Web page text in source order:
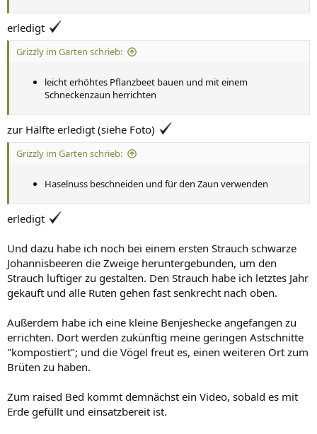
erledigt
Grizzly im Garten schrieb:
leicht erhöhtes Pflanzbeet bauen und mit einem
Schneckenzaun herrichten
zur Hälfte erledigt (siehe Foto)
Grizzly im Garten schrieb:
Haselnuss beschneiden und für den Zaun verwenden
erledigt
Und dazu habe ich noch bei einem ersten Strauch schwarze
Johannisbeeren die Zweige heruntergebunden, um den
Strauch luftiger zu gestalten. Den Strauch habe ich letztes Jahr
gekauft und alle Ruten gehen fast senkrecht nach oben.
Außerdem habe ich eine kleine Benjeshecke angefangen zu
errichten. Dort werden zukünftig meine geringen Astschnitte
"kompostiert"; und die Vögel freut es, einen weiteren Ort zum
Brüten zu haben.
Zum raised Bed kommt demnächst ein Video, sobald es mit
Erde gefüllt und einsatzbereit ist.